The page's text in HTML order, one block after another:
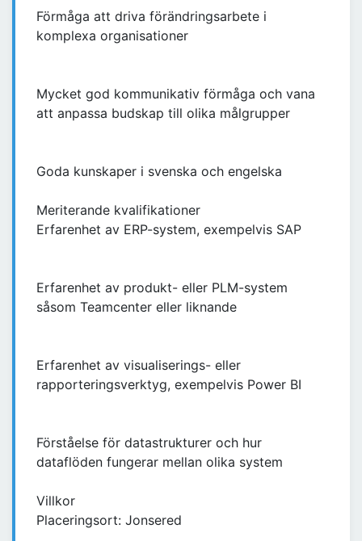
Förmåga att driva förändringsarbete i
komplexa organisationer
Mycket god kommunikativ förmåga och vana
att anpassa budskap till olika målgrupper
Goda kunskaper i svenska och engelska
Meriterande kvalifikationer
Erfarenhet av ERP-system, exempelvis SAP
Erfarenhet av produkt- eller PLM-system
såsom Teamcenter eller liknande
Erfarenhet av visualiserings- eller
rapporteringsverktyg, exempelvis Power BI
Förståelse för datastrukturer och hur
dataflöden fungerar mellan olika system
Villkor
Placeringsort: Jonsered